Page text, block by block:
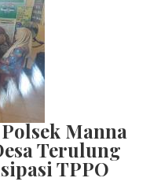
Manna
Terulung
TPPO